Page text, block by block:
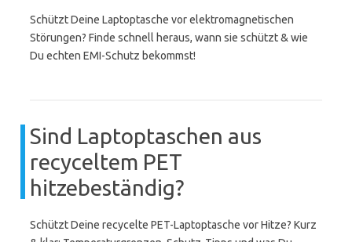
Schützt Deine Laptoptasche vor elektromagnetischen
Störungen? Finde schnell heraus, wann sie schützt & wie
Du echten EMI-Schutz bekommst!
Sind Laptoptaschen aus
recyceltem PET
hitzebeständig?
Schützt Deine recycelte PET-Laptoptasche vor Hitze? Kurz